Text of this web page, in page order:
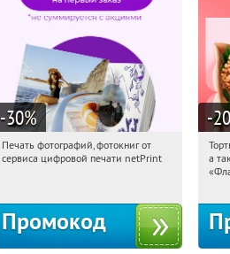
-30%
08:13:14 Получили:
Печать фотографий, фотокниг от
сервиса цифровой печати netPrint
Промокод
-20
а